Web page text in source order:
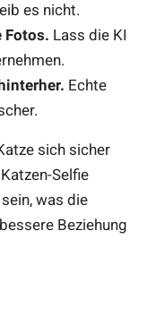
es nicht.
Fotos. Lass die KI
Echte
sich sicher
Selfie
was die
Beziehung